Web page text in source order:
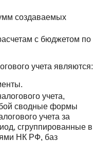
создаваемых
с бюджетом по
учета являются:
учета,
сводные формы
учета за
сгруппированные в
НК РФ, баз